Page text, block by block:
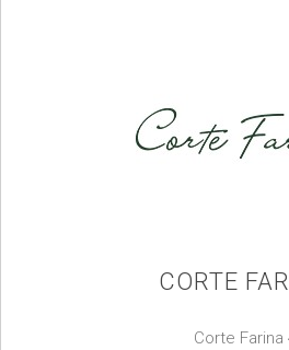
CORTE
Corte Farina